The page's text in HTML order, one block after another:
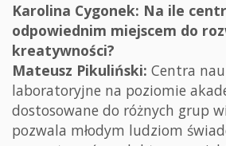
Karolina Cygonek: Na ile
odpowiednim miejscem do
kreatywności?
Mateusz Pikuliński: Centra
laboratoryjne na poziomie
dostosowane do różnych grup
pozwala młodym ludziom